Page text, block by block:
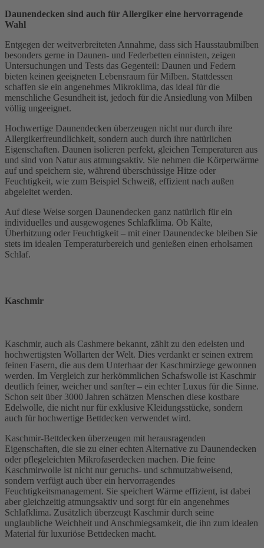
Daunendecken sind auch für Allergiker eine hervorragende
Wahl
Entgegen der weitverbreiteten Annahme, dass sich Hausstaubmilben
besonders gerne in Daunen- und Federbetten einnisten, zeigen
Untersuchungen und Tests das Gegenteil: Daunen und Federn
bieten keinen geeigneten Lebensraum für Milben. Stattdessen
schaffen sie ein angenehmes Mikroklima, das ideal für die
menschliche Gesundheit ist, jedoch für die Ansiedlung von Milben
völlig ungeeignet.
Hochwertige Daunendecken überzeugen nicht nur durch ihre
Allergikerfreundlichkeit, sondern auch durch ihre natürlichen
Eigenschaften. Daunen isolieren perfekt, gleichen Temperaturen aus
und sind von Natur aus atmungsaktiv. Sie nehmen die Körperwärme
auf und speichern sie, während überschüssige Hitze oder
Feuchtigkeit, wie zum Beispiel Schweiß, effizient nach außen
abgeleitet werden.
Auf diese Weise sorgen Daunendecken ganz natürlich für ein
individuelles und ausgewogenes Schlafklima. Ob Kälte,
Überhitzung oder Feuchtigkeit – mit einer Daunendecke bleiben Sie
stets im idealen Temperaturbereich und genießen einen erholsamen
Schlaf.
Kaschmir
Kaschmir, auch als Cashmere bekannt, zählt zu den edelsten und
hochwertigsten Wollarten der Welt. Dies verdankt er seinen extrem
feinen Fasern, die aus dem Unterhaar der Kaschmirziege gewonnen
werden. Im Vergleich zur herkömmlichen Schafswolle ist Kaschmir
deutlich feiner, weicher und sanfter – ein echter Luxus für die Sinne.
Schon seit über 3000 Jahren schätzen Menschen diese kostbare
Edelwolle, die nicht nur für exklusive Kleidungsstücke, sondern
auch für hochwertige Bettdecken verwendet wird.
Kaschmir-Bettdecken überzeugen mit herausragenden
Eigenschaften, die sie zu einer echten Alternative zu Daunendecken
oder pflegeleichten Mikrofaserdecken machen. Die feine
Kaschmirwolle ist nicht nur geruchs- und schmutzabweisend,
sondern verfügt auch über ein hervorragendes
Feuchtigkeitsmanagement. Sie speichert Wärme effizient, ist dabei
aber gleichzeitig atmungsaktiv und sorgt für ein angenehmes
Schlafklima. Zusätzlich überzeugt Kaschmir durch seine
unglaubliche Weichheit und Anschmiegsamkeit, die ihn zum idealen
Material für luxuriöse Bettdecken macht.